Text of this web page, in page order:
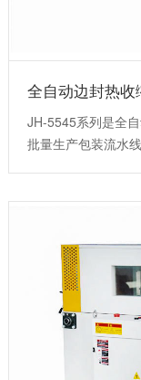
全自动边封热
JH-5545系列是全
批量生产包装流水